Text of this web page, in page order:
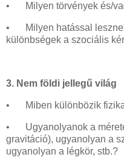
• Milyen törvények és/
•
Milyen hatással
különbségek a szociális
3. Nem földi jellegű világ
• Miben különbözik
•
Ugyanolyanok a
gravitáció), ugyanolyan a
ugyanolyan a légkör, stb.?